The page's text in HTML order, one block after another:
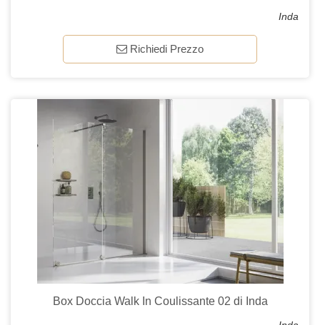
Inda
Richiedi Prezzo
Box Doccia Walk In Coulissante 02 di Inda